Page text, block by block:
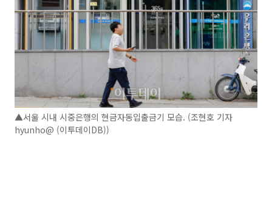
▲서울 시내 시중은행의 현금자동입출금기 모습. (조현호 기자
hyunho@ (이투데이DB))